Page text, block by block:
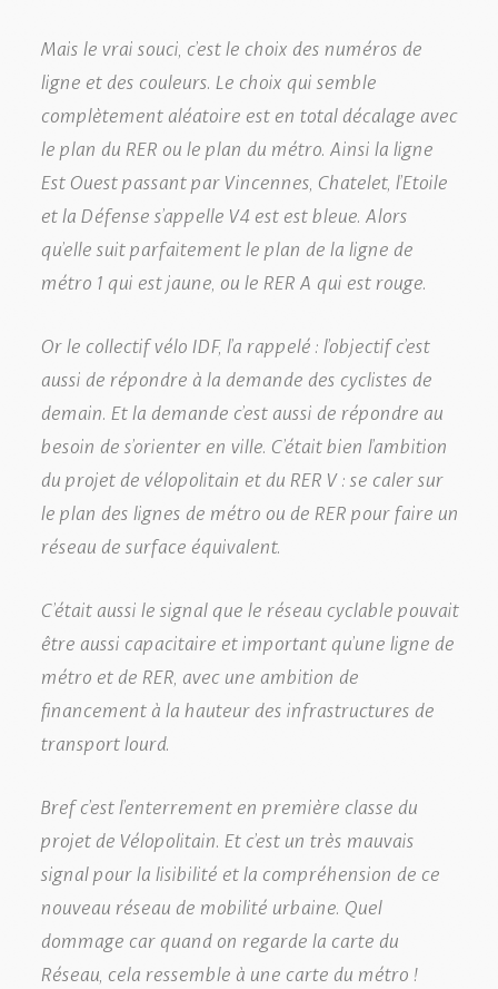
Mais le vrai souci, c’est le choix des numéros de
ligne et des couleurs. Le choix qui semble
complètement aléatoire est en total décalage avec
le plan du RER ou le plan du métro. Ainsi la ligne
Est Ouest passant par Vincennes, Chatelet, l’Etoile
et la Défense s’appelle V4 est est bleue. Alors
qu’elle suit parfaitement le plan de la ligne de
métro 1 qui est jaune, ou le RER A qui est rouge.
Or le collectif vélo IDF, l’a rappelé : l’objectif c’est
aussi de répondre à la demande des cyclistes de
demain. Et la demande c’est aussi de répondre au
besoin de s’orienter en ville. C’était bien l’ambition
du projet de vélopolitain et du RER V : se caler sur
le plan des lignes de métro ou de RER pour faire un
réseau de surface équivalent.
C’était aussi le signal que le réseau cyclable pouvait
être aussi capacitaire et important qu’une ligne de
métro et de RER, avec une ambition de
financement à la hauteur des infrastructures de
transport lourd.
Bref c’est l’enterrement en première classe du
projet de Vélopolitain. Et c’est un très mauvais
signal pour la lisibilité et la compréhension de ce
nouveau réseau de mobilité urbaine. Quel
dommage car quand on regarde la carte du
Réseau, cela ressemble à une carte du métro !